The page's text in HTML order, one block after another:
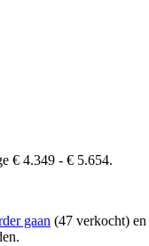
€ 4.349 - € 5.654.
gaan (47 verkocht) en